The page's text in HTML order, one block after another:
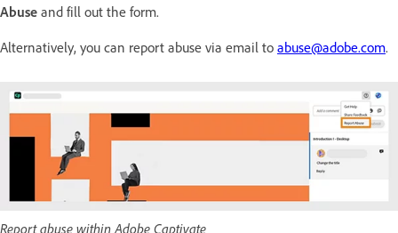
Abuse and fill out the form.
Alternatively, you can report abuse via email to abuse@adobe.com.
Report abuse within Adobe Captivate